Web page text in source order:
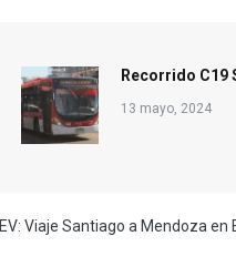
Recorrido C19
13 mayo, 2024
EV: Viaje Santiago a Mendoza